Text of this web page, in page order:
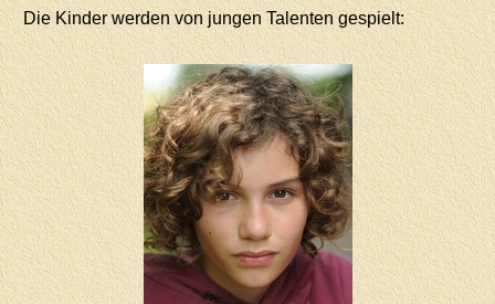
Die Kinder werden von jungen Talenten gespielt: